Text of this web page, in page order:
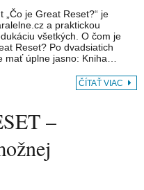
„Čo je Great Reset?“ je
a praktickou
všetkých. O čom je
Reset? Po dvadsiatich
mať úplne jasno: Kniha…
ČÍTAŤ VIAC
–